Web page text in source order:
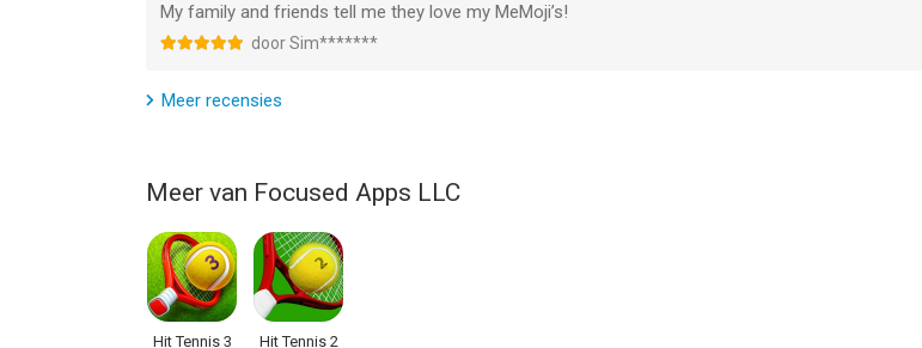
My family and friends tell me they love my MeMoji’s!
door Sim*******
Meer recensies
Meer van Focused Apps LLC
Hit Tennis 3 Hit Tennis 2